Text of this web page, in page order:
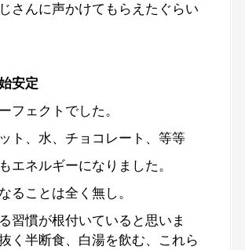
さんに声かけてもらえたぐらい
安定
フェクトでした。
ト、水、チョコレート、等等
エネルギーになりました。
ることは全く無し。
習慣が根付いていると思いま
く半断食、白湯を飲む、これら